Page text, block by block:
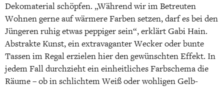
Dekomaterial schöpfen. „Während wir im Betreuten
Wohnen gerne auf wärmere Farben setzen, darf es bei den
Jüngeren ruhig etwas peppiger sein“, erklärt Gabi Hain.
Abstrakte Kunst, ein extravaganter Wecker oder bunte
Tassen im Regal erzielen hier den gewünschten Effekt. In
jedem Fall durchzieht ein einheitliches Farbschema die
Räume – ob in schlichtem Weiß oder wohligen Gelb-